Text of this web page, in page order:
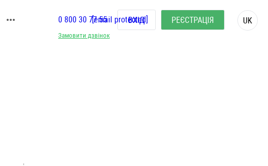
Замовити дзвінок
0 800 30 77 55[email protected]
ВХІД РЕЄСТРАЦІЯ UK